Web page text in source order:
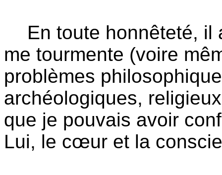
En toute honnêteté,
me tourmente (voire
problèmes
archéologiques,
que je pouvais avoir
Lui, le cœur et la